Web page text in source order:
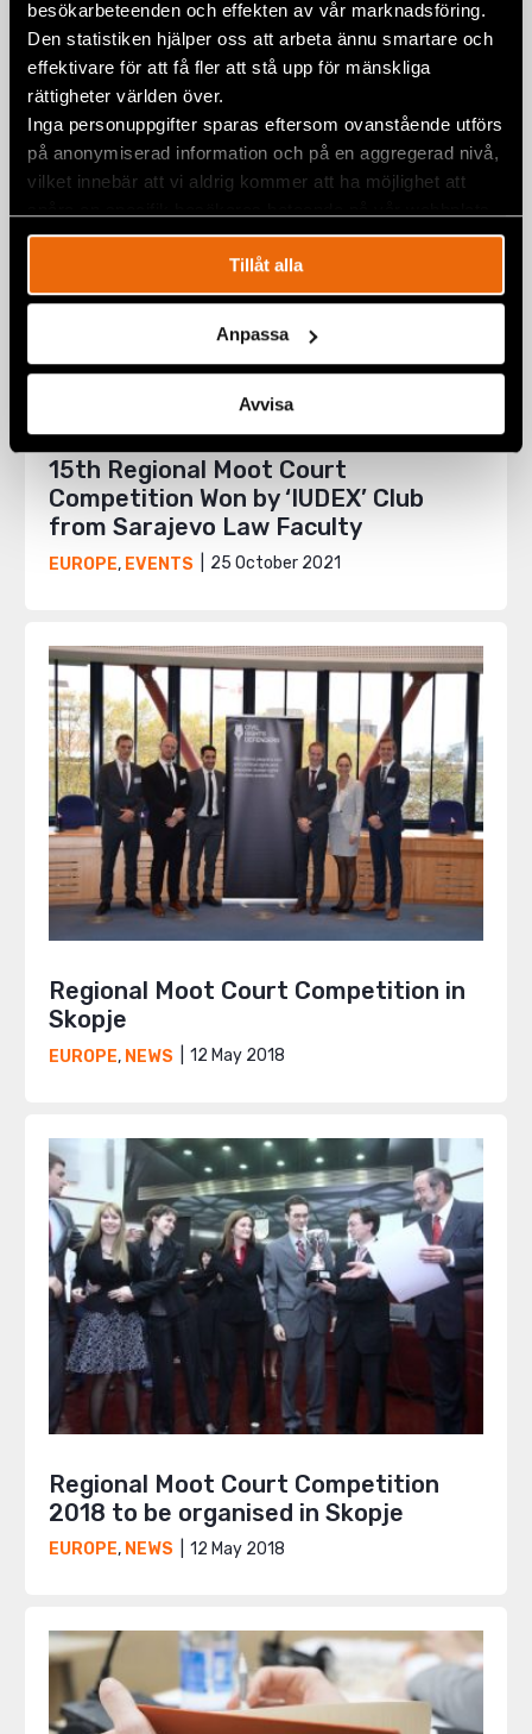
besökarbeteenden och effekten av vår marknadsföring.
Den statistiken hjälper oss att arbeta ännu smartare och
effektivare för att få fler att stå upp för mänskliga
rättigheter världen över.
Inga personuppgifter sparas eftersom ovanstående utförs
på anonymiserad information och på en aggregerad nivå,
vilket innebär att vi aldrig kommer att ha möjlighet att
Tillåt alla
Anpassa
Avvisa
EUROPE,EVENTS 24 May 2022
15th Regional Moot Court
Competition Won by ‘IUDEX’ Club
from Sarajevo Law Faculty
EUROPE, EVENTS 25 October 2021
Regional Moot Court Competition in
Skopje
EUROPE, NEWS 12 May 2018
Regional Moot Court Competition
2018 to be organised in Skopje
EUROPE, NEWS 12 May 2018